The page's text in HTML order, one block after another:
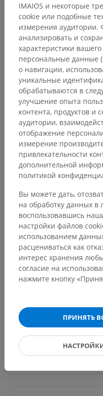
Purves D, Augustine GJ,
edition. Sunderland (MA):
Portion of the
https://www.ncbi.nlm.nih.gov/
Анатомическая
Человеческое тело>
Нервная система>
Центральная нервная
Ствол головного
Substantia alba trunci
Тройничная петля;
путь>
Tractus
Основные структуры:
относящихся к этой
Анатомия человека 1
Нейроанатомия
Переводы
IMAIOS и некоторые
cookie или подобные
измерения аудитории.
анализировать и
характеристики
персональные данные
о навигации,
уникальные
обрабатываются в
улучшение опыта
контента, продуктов и
аудитории,
отображение
измерение
привлекательности
дополнительной
политикой
Вы можете дать,
на обработку данных в
воспользовавшись
настройки файлов
использованием
расцениваться как
интерес хранения
согласие на
нажмите кнопку
ПРИНЯТЬ